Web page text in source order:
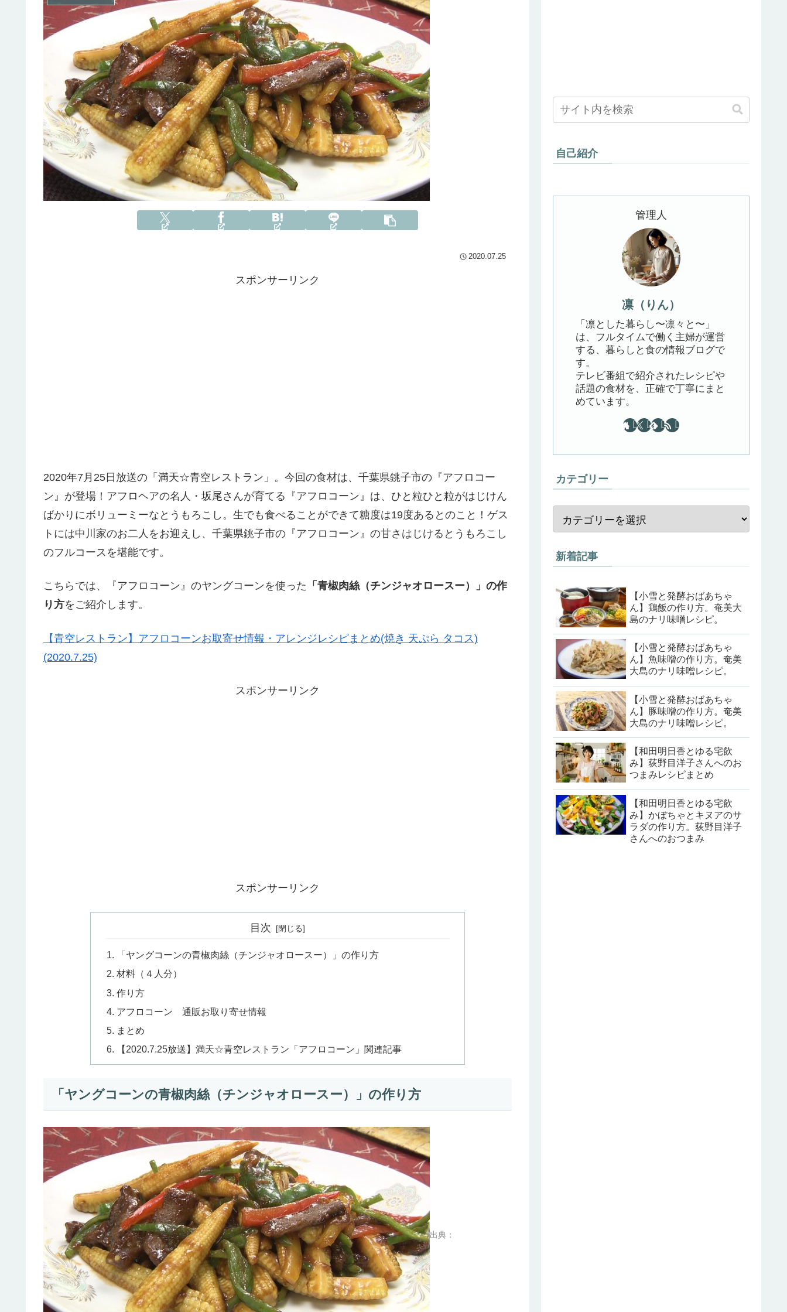
2020.07.25
スポンサーリンク
2020年7月25日放送の「満天☆青空レストラン」。今回の食材は、千葉県銚子市の『アフロコー
ン』が登場！アフロヘアの名人・坂尾さんが育てる『アフロコーン』は、ひと粒ひと粒がはじけん
ばかりにボリューミーなとうもろこし。生でも食べることができて糖度は19度あるとのこと！ゲス
トには中川家のお二人をお迎えし、千葉県銚子市の『アフロコーン』の甘さはじけるとうもろこし
のフルコースを堪能です。
こちらでは、『アフロコーン』のヤングコーンを使った 「青椒肉絲（チンジャオロースー）」の作
り方をご紹介します。
【青空レストラン】アフロコーンお取寄せ情報・アレンジレシピまとめ(焼き 天ぷら タコス)
(2020.7.25)
スポンサーリンク
スポンサーリンク
目次
「ヤングコーンの青椒肉絲（チンジャオロースー）」の作り方
材料（４人分）
作り方
アフロコーン 通販お取り寄せ情報
まとめ
【2020.7.25放送】満天☆青空レストラン「アフロコーン」関連記事
「ヤングコーンの青椒肉絲（チンジャオロースー）」の作り方
出典：
自己紹介
管理人
凛（りん）
「凛とした暮らし〜凛々と〜」
は、フルタイムで働く主婦が運営
する、暮らしと食の情報ブログで
す。
テレビ番組で紹介されたレシピや
話題の食材を、正確で丁寧にまと
めています。
カテゴリー
新着記事
【小雪と発酵おばあちゃ
ん】鶏飯の作り方。奄美大
島のナリ味噌レシピ。
【小雪と発酵おばあちゃ
ん】魚味噌の作り方。奄美
大島のナリ味噌レシピ。
【小雪と発酵おばあちゃ
ん】豚味噌の作り方。奄美
大島のナリ味噌レシピ。
【和田明日香とゆる宅飲
み】荻野目洋子さんへのお
つまみレシピまとめ
【和田明日香とゆる宅飲
み】かぼちゃとキヌアのサ
ラダの作り方。荻野目洋子
さんへのおつまみ